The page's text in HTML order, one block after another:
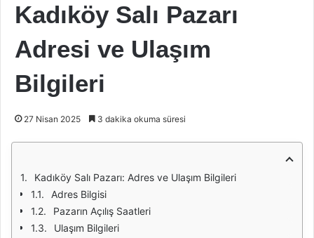
Kadıköy Salı Pazarı
Adresi ve Ulaşım
Bilgileri
27 Nisan 2025 3 dakika okuma süresi
Kadıköy Salı Pazarı: Adres ve Ulaşım Bilgileri
Adres Bilgisi
Pazarın Açılış Saatleri
Ulaşım Bilgileri